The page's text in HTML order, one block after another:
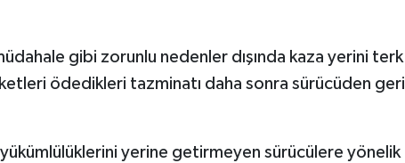
gibi zorunlu nedenler dışında kaza yerini terk
ödedikleri tazminatı daha sonra sürücüden geri
yükümlülüklerini yerine getirmeyen sürücülere yönelik